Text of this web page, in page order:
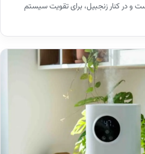
کنار زنجبیل، برای تقویت سیستم